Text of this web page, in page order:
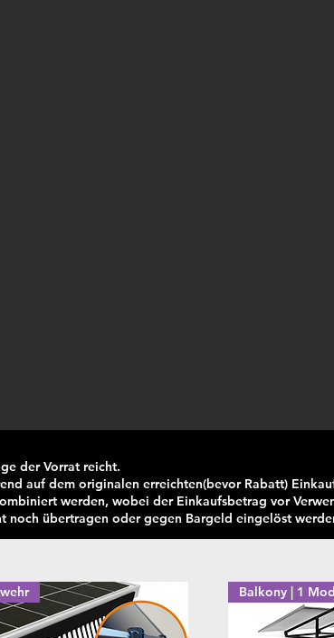
der Vorrat reicht.
auf dem originalen erreichten(bevor Rabatt)
werden, wobei der Einkaufsbetrag vor
noch übertragen oder gegen Bargeld eingelöst
Balkony | 1